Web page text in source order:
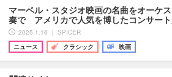
マーベル・スタジオ映画の名曲をオーケ
奏で アメリカで人気を博したコンサー
2025.1.16 ｜ SPICER
ニュース
クラシック 映画